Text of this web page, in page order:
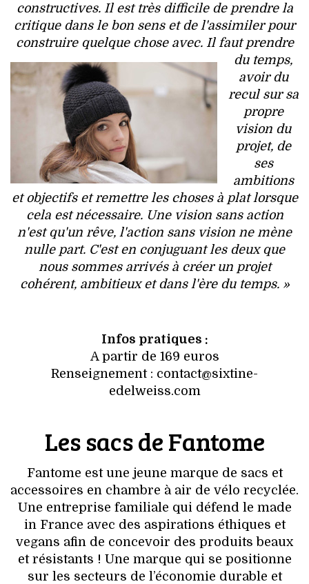
constructives. Il est très difficile de prendre la
critique dans le bon sens et de l'assimiler pour
construire quelque chose avec. Il faut prendre
du temps,
avoir du
recul sur sa
propre
vision du
projet, de
ses
ambitions
et objectifs et remettre les choses à plat lorsque
cela est nécessaire. Une vision sans action
n'est qu'un rêve, l'action sans vision ne mène
nulle part. C'est en conjuguant les deux que
nous sommes arrivés à créer un projet
cohérent, ambitieux et dans l'ère du temps. »
Infos pratiques :
A partir de 169 euros
Renseignement : contact@sixtine-
edelweiss.com
Les sacs de Fantome
Fantome est une jeune marque de sacs et
accessoires en chambre à air de vélo recyclée.
Une entreprise familiale qui défend le made
in France avec des aspirations éthiques et
vegans afin de concevoir des produits beaux
et résistants ! Une marque qui se positionne
sur les secteurs de l’économie durable et